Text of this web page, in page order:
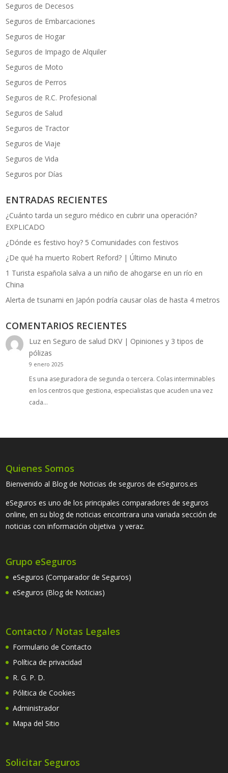
Seguros de Decesos
Seguros de Embarcaciones
Seguros de Hogar
Seguros de Impago de Alquiler
Seguros de Moto
Seguros de Perros
Seguros de R.C. Profesional
Seguros de Salud
Seguros de Tractor
Seguros de Viaje
Seguros de Vida
Seguros por Días
ENTRADAS RECIENTES
¿Cuánto tarda un seguro médico en cubrir una operación?
EXPLICADO
¿Dónde es festivo hoy? 5 Comunidades con festivos
¿De qué ha muerto Robert Reford? | Último Minuto
1 Turista española salva a un niño de ahogarse en un río en
China
Alerta de tsunami en Japón podría causar olas de hasta 4 metros
COMENTARIOS RECIENTES
Luzen Seguro de salud DKV | Opiniones y 3 tipos de
pólizas
9 enero 2025
Es una aseguradora de segunda o tercera. Colas interminables
en los centros que gestiona, especialistas que acuden una vez
cada…
Quienes Somos
Bienvenido al Blog de Noticias de seguros de eSeguros.es
eSeguros es uno de los principales comparadores de seguros
online, en su blog de noticias encontrara una variada sección de
noticias con información objetiva y veraz.
Grupo eSeguros
eSeguros (Comparador de Seguros)
eSeguros (Blog de Noticias)
Contacto / Notas Legales
Formulario de Contacto
Política de privacidad
R. G. P. D.
Pólitica de Cookies
Administrador
Mapa del Sitio
Solicitar Seguros